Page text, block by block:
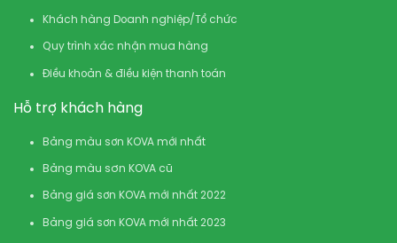
Khách hàng Doanh nghiệp/Tổ chức
Quy trình xác nhận mua hàng
Điều khoản & điều kiện thanh toán
Hỗ trợ khách hàng
Bảng màu sơn KOVA mới nhất
Bảng màu sơn KOVA cũ
Bảng giá sơn KOVA mới nhất 2022
Bảng giá sơn KOVA mới nhất 2023